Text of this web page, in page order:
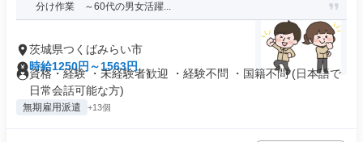
分け作業 ～60代の男女活躍...
茨城県つくばみらい市
時給1250円～1563円
資格・経験 ・未経験者歓迎 ・経験不問 ・国籍不問 (日本語で
日常会話可能な方)
無期雇用派遣 +13個